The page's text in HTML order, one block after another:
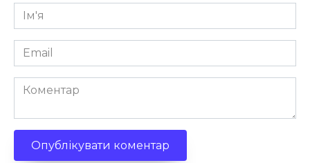
Ім'я
*
Email
*
Коментар